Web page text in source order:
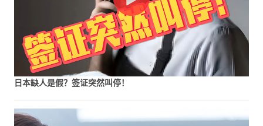
日本缺人是假？签证突然叫停！